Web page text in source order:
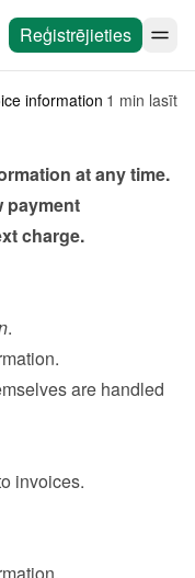
Reģistrējieties
information 1 min lasīt
at any time.
payment
charge.
.
are handled
invoices.